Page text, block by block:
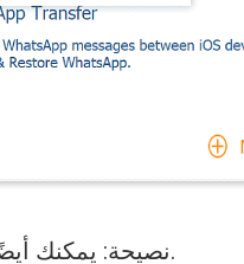
نصيحة: يمكنك أيضًا النقر فوق رمز المفتاح في الجانب العلوي من الواجهة للتسجيل.